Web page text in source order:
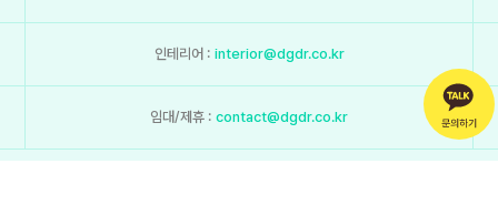
인테리어 : interior@dgdr.co.kr
임대/제휴 : contact@dgdr.co.kr